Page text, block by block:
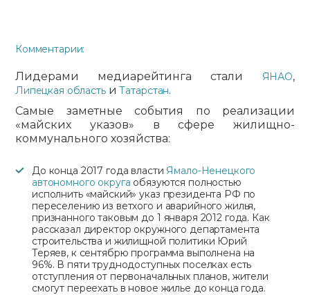
Комментарии:
Лидерами медиарейтинга стали ЯНАО,
Липецкая область и Татарстан.
Самые заметные события по реализации
«майских указов» в сфере жилищно-
коммунального хозяйства:
До конца 2017 года власти Ямало-Ненецкого
автономного округа обязуются полностью
исполнить «майский» указ президента РФ по
переселению из ветхого и аварийного жилья,
признанного таковым до 1 января 2012 года. Как
рассказал директор окружного департамента
строительства и жилищной политики Юрий
Теряев, к сентябрю программа выполнена на
96%. В пяти труднодоступных поселках есть
отступления от первоначальных планов, жители
смогут переехать в новое жилье до конца года.